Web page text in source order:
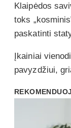
Klaipėdos
toks
paskatinti
Įkainiai
pavyzdžiui,